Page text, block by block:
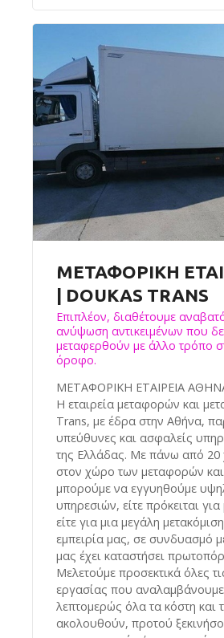
ΜΕΤΑΦΟΡΙΚΗ
| DOUKAS TRANS
Επιπλέον, διαθέτουμε
ανύψωση αντικειμένων που
μεταφερθούν με άλλο τρόπο
όροφο.
ΜΕΤΑΦΟΡΙΚΗ ΕΤΑΙΡΕΙΑ
Η εταιρεία μεταφορών και
Trans, με έδρα στην Αθήνα,
υπεύθυνες και ασφαλείς
της Ελλάδας. Με πάνω από 20
στον χώρο των μεταφορών
μπορούμε να εγγυηθούμε
υπηρεσιών, είτε πρόκειται
είτε για μια μεγάλη
εμπειρία μας, σε συνδυασμό
μας έχει καταστήσει
Μελετούμε προσεκτικά όλες
εργασίας που αναλαμβάνουμε
λεπτομερώς όλα τα κόστη και
ακολουθούν, προτού